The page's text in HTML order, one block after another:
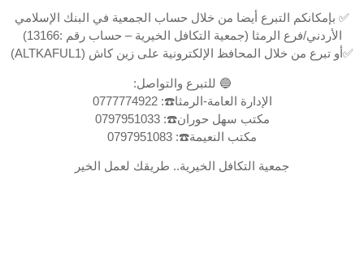
✅ بإمكانكم التبرع أيضا من خلال حساب الجمعية في البنك الإسلامي
الأردني/فرع الرمثا (جمعية التكافل الخيرية – حساب رقم :13166)
✅أو تبرع من خلال المحافظ الإلكترونية على زين كاش (ALTKAFUL1)
🔵 للتبرع والتواصل:
الإدارة العامة-الرمثا☎️: 0777774922
مكتب سهل حوران☎️: 0797951033
مكتب النعيمة☎️: 0797951083
جمعية التكافل الخيرية.. طريقك لعمل الخير